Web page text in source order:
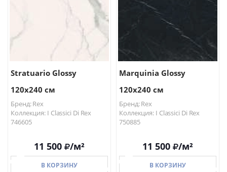
Stratuario Glossy
120x240 см
Бренд: Rex
Коллекция: I Classici Di Rex
746605
11 500 /м²
В КОРЗИНУ
Marquinia Glossy
120x240 см
Бренд: Rex
Коллекция: I Classici Di Rex
750885
11 500 /м²
В КОРЗИНУ